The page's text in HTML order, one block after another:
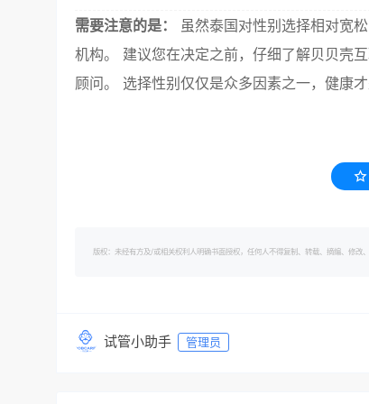
需要注意的是：
虽然泰国对性别选择相对宽
机构。 建议您在决定之前，仔细了解贝贝壳
顾问。 选择性别仅仅是众多因素之一，健康
版权：未经有方及/或相关权利人明确书面授权，任何人不得复制、转载、摘编、
试管小助手 管理员